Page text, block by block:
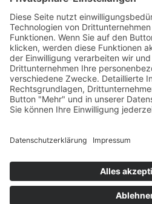
Aktuelle Nachrichten
Kontaktiere uns:
JetztBericht
Folge uns auf